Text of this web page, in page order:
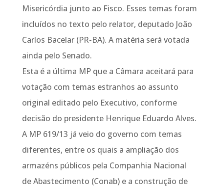
Misericórdia junto ao Fisco. Esses temas foram
incluídos no texto pelo relator, deputado João
Carlos Bacelar (PR-BA). A matéria será votada
ainda pelo Senado.
Esta é a última MP que a Câmara aceitará para
votação com temas estranhos ao assunto
original editado pelo Executivo, conforme
decisão do presidente Henrique Eduardo Alves.
A MP 619/13 já veio do governo com temas
diferentes, entre os quais a ampliação dos
armazéns públicos pela Companhia Nacional
de Abastecimento (Conab) e a construção de